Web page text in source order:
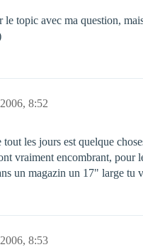
le topic avec ma question,
8:52
les jours est quelque
vraiment encombrant, pour
un magazin un 17" large tu
8:53